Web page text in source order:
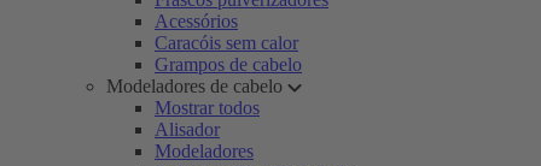
Acessórios
Caracóis sem calor
Grampos de cabelo
Modeladores de cabelo
Mostrar todos
Alisador
Modeladores